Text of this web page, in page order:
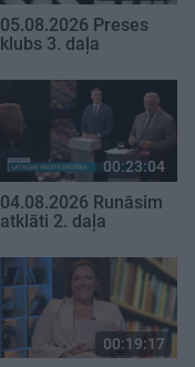
05.08.2026 Preses
klubs 3. daļa
00:23:04
04.08.2026 Runāsim
atklāti 2. daļa
00:19:17